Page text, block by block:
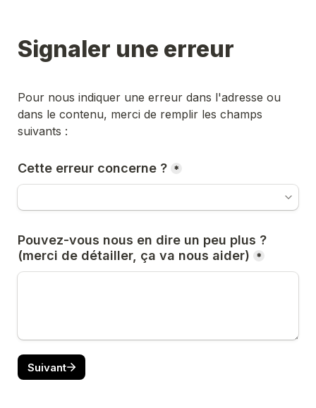
Signaler une erreur
Pour nous indiquer une erreur dans l'adresse ou
dans le contenu, merci de remplir les champs
suivants :
Cette erreur concerne ? *
Pouvez-vous nous en dire un peu plus ?
(merci de détailler, ça va nous aider)
*
Suivant